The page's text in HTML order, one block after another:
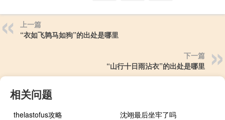
上一篇
“衣如飞鹑马如狗”的出处是哪里
下一篇
“山行十日雨沾衣”的出处是哪里
相关问题
thelastofus攻略
沈翊最后坐牢了吗